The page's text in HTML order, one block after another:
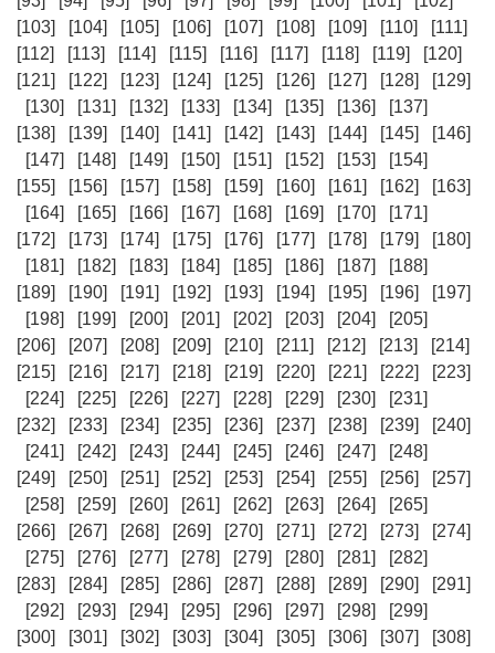
[103]
[104] [105] [106] [107] [108] [109] [110]
[111]
[112]
[113] [114] [115] [116] [117] [118] [119]
[120]
[121]
[122] [123] [124] [125] [126] [127] [128]
[129]
[130]
[131] [132] [133] [134] [135] [136]
[137]
[138]
[139] [140] [141] [142] [143] [144] [145]
[146]
[147]
[148] [149] [150] [151] [152] [153]
[154]
[155]
[156] [157] [158] [159] [160] [161] [162]
[163]
[164]
[165] [166] [167] [168] [169] [170]
[171]
[172]
[173] [174] [175] [176] [177] [178] [179]
[180]
[181]
[182] [183] [184] [185] [186] [187]
[188]
[189]
[190] [191] [192] [193] [194] [195] [196]
[197]
[198]
[199] [200] [201] [202] [203] [204]
[205]
[206]
[207] [208] [209] [210] [211] [212] [213]
[214]
[215]
[216] [217] [218] [219] [220] [221] [222]
[223]
[224]
[225] [226] [227] [228] [229] [230]
[231]
[232]
[233] [234] [235] [236] [237] [238] [239]
[240]
[241]
[242] [243] [244] [245] [246] [247]
[248]
[249]
[250] [251] [252] [253] [254] [255] [256]
[257]
[258]
[259] [260] [261] [262] [263] [264]
[265]
[266]
[267] [268] [269] [270] [271] [272] [273]
[274]
[275]
[276] [277] [278] [279] [280] [281]
[282]
[283]
[284] [285] [286] [287] [288] [289] [290]
[291]
[292]
[293] [294] [295] [296] [297] [298]
[299]
[300]
[301] [302] [303] [304] [305] [306] [307]
[308]